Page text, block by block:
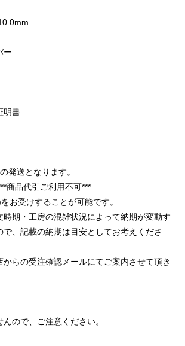
ー
明書
発送となります。
商品代引ご利用不可***
お受けすることが可能です。
時期・工房の混雑状況によって納期が変動す
で、記載の納期は目安としてお考えくださ
らの受注確認メールにてご案内させて頂き
ので、ご注意ください。